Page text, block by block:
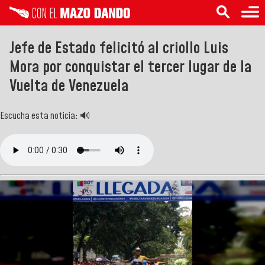
Jefe de Estado felicitó al criollo Luis
Mora por conquistar el tercer lugar de la
Vuelta de Venezuela
Escucha esta noticia: 🔊